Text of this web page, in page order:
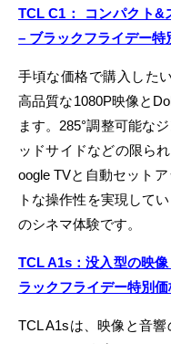
TCL C1： コンパクト&
– ブラックフライデー特
手頃な価格で購入した
高品質な1080P映像と
ます。285°調整可能な
ッドサイドなどの限ら
oogle TVと自動セット
トな操作性を実現して
のシネマ体験です。
TCL A1s：没入型の映
ラックフライデー特別価
TCL A1sは、映像と音